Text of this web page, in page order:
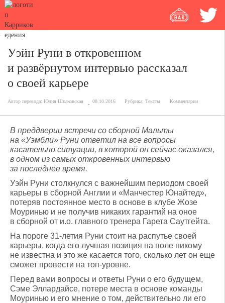
Уэйн Руни в откровенном
и развёрнутом интервью рассказал
о своей карьере
Автор перевода: Юлия Шпаковская 08.10.2016 Рубрика: Тексты Комментарии
В преддверии встречи со сборной Мальты
на «Уэмбли» Руни ответил на все вопросы
касательно ситуации, в которой он сейчас оказался,
в одном из самых откровенных интервью
за последнее время.
Уэйн Руни столкнулся с важнейшим периодом своей
карьеры в сборной Англии и «Манчестер Юнайтед»,
потеряв постоянное место в основе в клубе Жозе
Моуринью и не получив никаких гарантий на оное
в сборной от и.о. главного тренера Гарета Саутгейта.
На пороге 31-летия Руни стоит на распутье своей
карьеры, когда его лучшая позиция на поле никому
не известна и это же касается того, сколько лет он еще
сможет провести на топ-уровне.
Перед вами вопросы и ответы Руни о его будущем,
Сэме Эллардайсе, потере места в основе команды
Моуринью и его мнение о том, действительно ли его